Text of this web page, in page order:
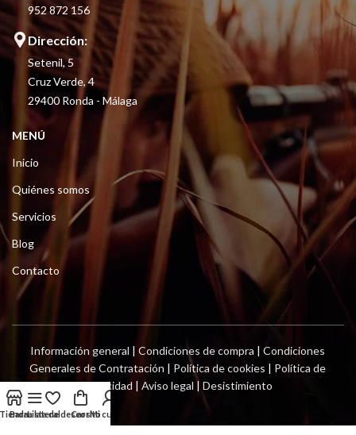
952 872 156
Dirección:
Setenil, 5
Cruz Verde, 4
29400 Ronda - Málaga
MENÚ
Inicio
Quiénes somos
Servicios
Blog
Contacto
Información general |Condiciones de compra |Condiciones
Generales de Contratación | Política de cookies | Política de
privacidad |Aviso legal |Desistimiento
Tienda
Barra lateral
Lista de deseos
CarritoMi cuenta